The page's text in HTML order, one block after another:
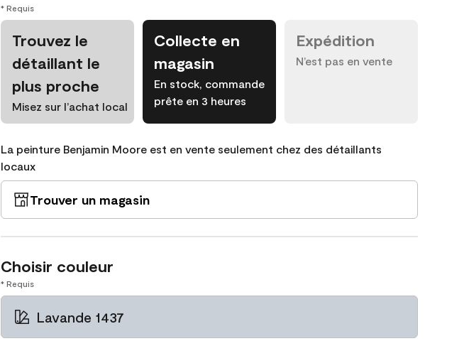
* Requis
Trouvez le
détaillant le
plus proche
Misez sur l’achat local
Collecte en
magasin
En stock, commande
prête en 3 heures
Expédition
N’est pas en vente
La peinture Benjamin Moore est en vente seulement chez des détaillants
locaux
Trouver un magasin
Choisir couleur
* Requis
Lavande 1437